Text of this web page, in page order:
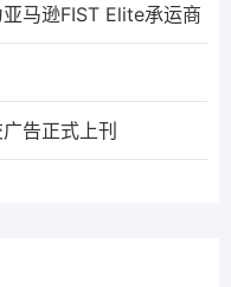
亚马逊FIST Elite承运商
告正式上刊